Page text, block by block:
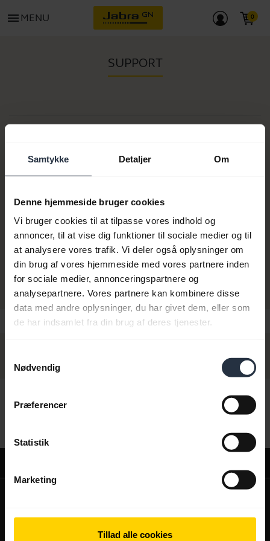
Samtykke Detaljer Om
Denne hjemmeside bruger cookies
Vi bruger cookies til at tilpasse vores indhold og
annoncer, til at vise dig funktioner til sociale medier og til
at analysere vores trafik. Vi deler også oplysninger om
din brug af vores hjemmeside med vores partnere inden
for sociale medier, annonceringspartnere og
analysepartnere. Vores partnere kan kombinere disse
data med andre oplysninger, du har givet dem, eller som
de har indsamlet fra din brug af deres tjenester.
Nødvendig
Præferencer
Statistik
Marketing
Tillad alle cookies
menu MENU
SUPPORT
Modelnum(re):
Produktdokumenter
Køb nu
Hej,
expand_more
Om Jabra